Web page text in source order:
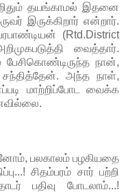
தயங்காமல் இதனை
இருக்கிறார் என்றார்.
(Rtd.District
வைத்தார்.
நான்,
அந்த நாள்,
மாற்றிப்போட வைக்க
பலகாலம் பழகியதை
சிதம்பரம் சார் பற்றி
பதிவு போடலாம்...!